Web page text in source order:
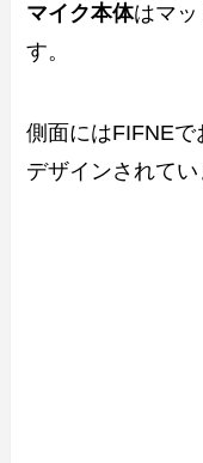
マイク本体はマッ
す。
側面にはFIFNE
デザインされてい